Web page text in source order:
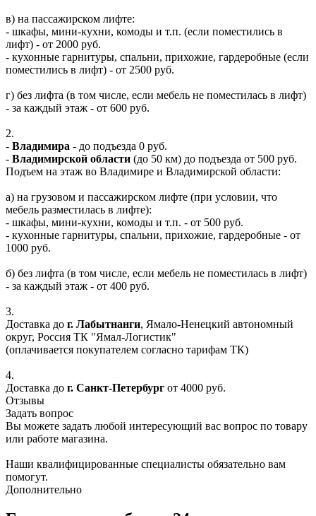
в) на пассажирском лифте:
- шкафы, мини-кухни, комоды и т.п. (если поместились в
лифт) - от 2000 руб.
- кухонные гарнитуры, спальни, прихожие, гардеробные (если
поместились в лифт) - от 2500 руб.
г) без лифта (в том числе, если мебель не поместилась в лифт)
- за каждый этаж - от 600 руб.
2.
- Владимира - до подъезда 0 руб.
- Владимирской области (до 50 км) до подъезда от 500 руб.
Подъем на этаж во Владимире и Владимирской области:
а) на грузовом и пассажирском лифте (при условии, что
мебель разместилась в лифте):
- шкафы, мини-кухни, комоды и т.п. - от 500 руб.
- кухонные гарнитуры, спальни, прихожие, гардеробные - от
1000 руб.
б) без лифта (в том числе, если мебель не поместилась в лифт)
- за каждый этаж - от 400 руб.
3.
Доставка до г. Лабытнанги, Ямало-Ненецкий автономный
округ, Россия ТК "Ямал-Логистик"
(оплачивается покупателем согласно тарифам ТК)
4.
Доставка до г. Санкт-Петербург от 4000 руб.
Отзывы
Задать вопрос
Вы можете задать любой интересующий вас вопрос по товару
или работе магазина.
Наши квалифицированные специалисты обязательно вам
помогут.
Дополнительно